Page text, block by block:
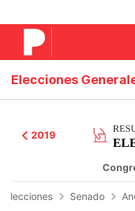
Elecciones
2019
Elecciones Senado